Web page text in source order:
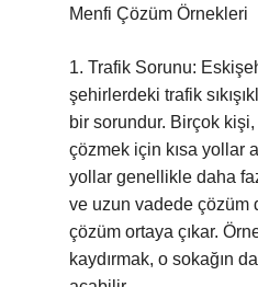
Menfi Çözüm Örnekleri
1. Trafik Sorunu:
şehirlerdeki trafik
bir sorundur. Birçok kişi,
çözmek için kısa yollar
yollar genellikle daha
ve uzun vadede çözüm
çözüm ortaya çıkar.
kaydırmak, o sokağın